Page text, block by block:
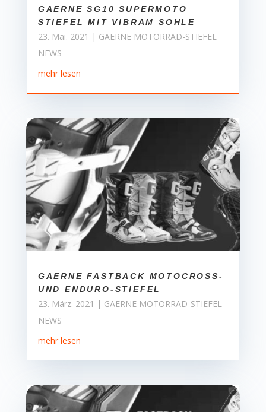
GAERNE SG10 SUPERMOTO
STIEFEL MIT VIBRAM SOHLE
23. Mai. 2021 | GAERNE MOTORRAD-STIEFEL
NEWS
mehr lesen
GAERNE FASTBACK MOTOCROSS-
UND ENDURO-STIEFEL
23. März. 2021 | GAERNE MOTORRAD-STIEFEL
NEWS
mehr lesen